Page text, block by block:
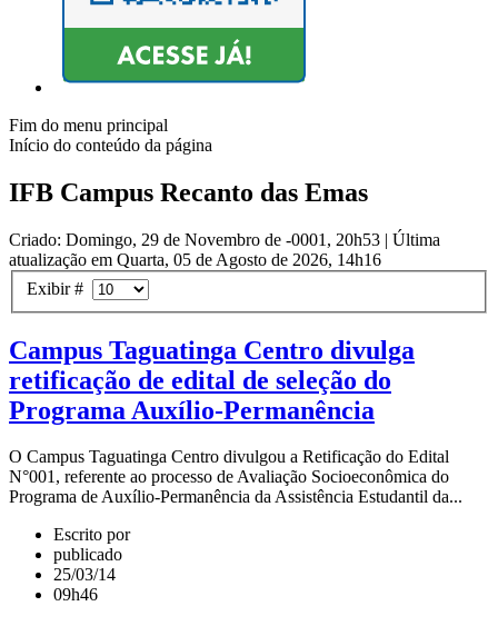
Fim do menu principal
Início do conteúdo da página
IFB Campus Recanto das Emas
Criado: Domingo, 29 de Novembro de -0001, 20h53 | Última
atualização em Quarta, 05 de Agosto de 2026, 14h16
Exibir #
Campus Taguatinga Centro divulga
retificação de edital de seleção do
Programa Auxílio-Permanência
O Campus Taguatinga Centro divulgou a Retificação do Edital
N°001, referente ao processo de Avaliação Socioeconômica do
Programa de Auxílio-Permanência da Assistência Estudantil da...
Escrito por
publicado
25/03/14
09h46